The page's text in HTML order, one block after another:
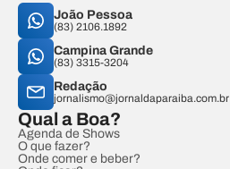
João Pessoa
(83) 2106.1892
Campina Grande
(83) 3315-3204
Redação
jornalismo@jornaldaparaiba.com.br
Qual a Boa?
Agenda de Shows
O que fazer?
Onde comer e beber?